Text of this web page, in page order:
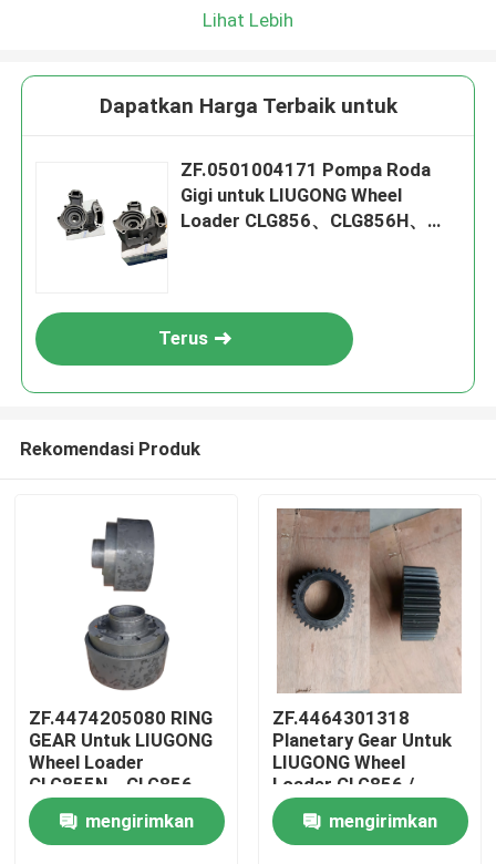
Rumah
Produk
Lihat Lebih
Dapatkan Harga Terbaik untuk
ZF.0501004171 Pompa Roda
Gigi untuk LIUGONG Wheel
Loader CLG856、CLG856H、
Terus
Rekomendasi Produk
ZF.4474205080 RING
GEAR Untuk LIUGONG
Wheel Loader
CLG855N、CLG856、
CLG856H、CLG835、
CLG842 Transmisi
4WG180/4WG200
mengirimkan
ZF.4464301318
Planetary Gear Untuk
LIUGONG Wheel
Loader CLG856 /
CLG856H CLG862 /
CLG862H CLG870 /
CLG870H CLG50D
mengirimkan